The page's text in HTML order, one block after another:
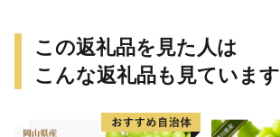
この返礼品を見た人は
こんな返礼品も見ています